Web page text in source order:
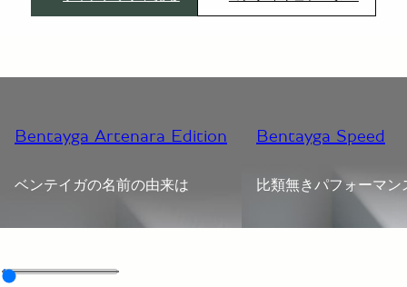
Bentayga Artenara Edition
ベンテイガの名前の由来は
Bentayga Speed
比類無きパフォーマン